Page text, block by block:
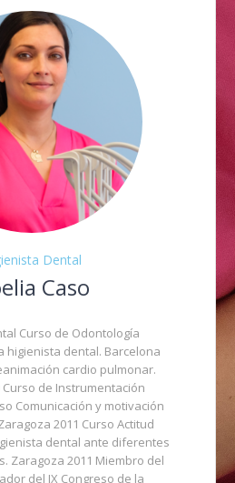
Dental
Caso
Curso de Odontología
higienista dental. Barcelona
cardio pulmonar.
Curso de Instrumentación
Comunicación y motivación
2011 Curso Actitud
dental ante diferentes
Zaragoza 2011 Miembro del
del IX Congreso de la